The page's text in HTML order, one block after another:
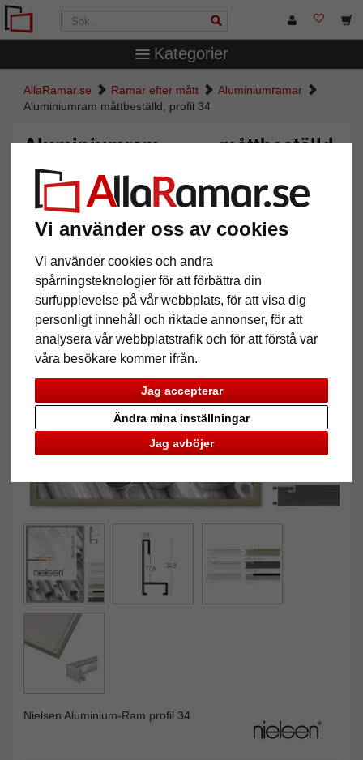
Vi använder oss av cookies
Vi använder cookies och andra
spårningsteknologier för att förbättra din
surfupplevelse på vår webbplats, för att visa dig
personligt innehåll och riktade annonser, för att
analysera vår webbplatstrafik och för att förstå var
våra besökare kommer ifrån.
Jag accepterar
Jag avböjer
Ändra mina inställningar
Kategorier
AllaRamar.se Ramar efter mått
Aluminiumramar
Aluminiumram måttbeställd, profil 34
Aluminiumram måttbeställd,
profil 34
Tillbaka
Nielsen Aluminium-Ram profil 34